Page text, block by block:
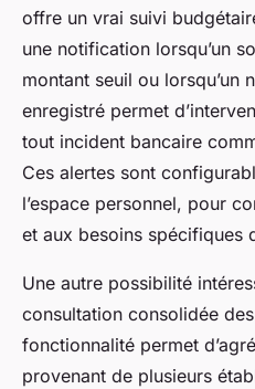
offre un vrai suivi
une notification lorsqu’un
montant seuil ou lorsqu’un
enregistré permet
tout incident bancaire
Ces alertes sont
l’espace personnel, pour
et aux besoins spécifiques
Une autre possibilité
consultation consolidée
fonctionnalité permet
provenant de plusieurs